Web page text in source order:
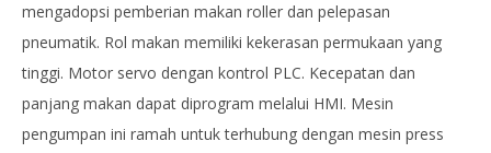
mengadopsi pemberian makan roller dan pelepasan
pneumatik. Rol makan memiliki kekerasan permukaan yang
tinggi. Motor servo dengan kontrol PLC. Kecepatan dan
panjang makan dapat diprogram melalui HMI. Mesin
pengumpan ini ramah untuk terhubung dengan mesin press